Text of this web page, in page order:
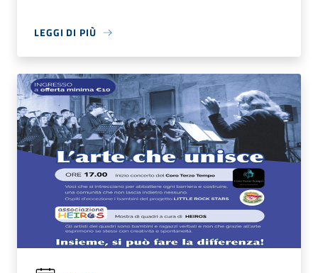
LEGGI DI PIÙ